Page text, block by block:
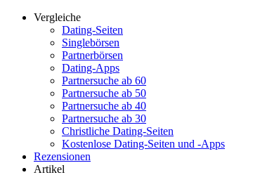
Vergleiche
Dating-Seiten
Singlebörsen
Partnerbörsen
Dating-Apps
Partnersuche ab 60
Partnersuche ab 50
Partnersuche ab 40
Partnersuche ab 30
Christliche Dating-Seiten
Kostenlose Dating-Seiten und -Apps
Rezensionen
Artikel